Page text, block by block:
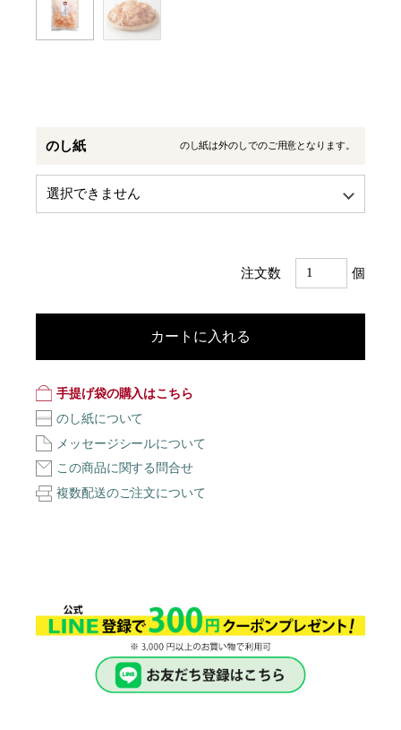
のし紙 のし紙は外のしでのご用意となります。
注文数 個
カートに入れる
手提げ袋の購入はこちら
のし紙について
メッセージシールについて
この商品に関する問合せ
複数配送のご注文について